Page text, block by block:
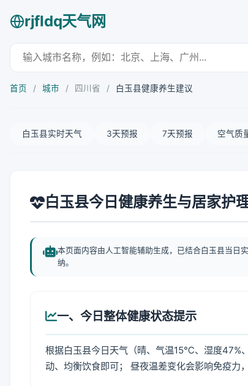
rjfldq天气网
首页 / 城市 / 四川省 / 白玉县健康养生建议
白玉县实时天气 3天预报 7天预报 空气质
白玉县今日健康养生与居家护
本页面内容由人工智能辅助生成，已结合白玉县当日
纳。
一、今日整体健康状态提示
根据白玉县今日天气（晴、气温15℃、湿度47%
动、均衡饮食即可； 昼夜温差变化会影响免疫力